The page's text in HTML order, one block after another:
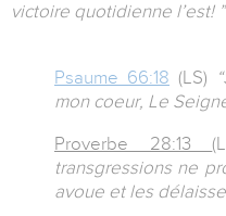
victoire quotidienne l’est! ”
Psaume 66:18 (LS)
mon coeur, Le
Proverbe 28:13
transgressions ne
avoue et les